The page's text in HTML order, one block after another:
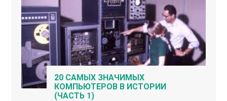
20 САМЫХ ЗНАЧИМЫХ
КОМПЬЮТЕРОВ В ИСТОРИИ
(ЧАСТЬ 1)